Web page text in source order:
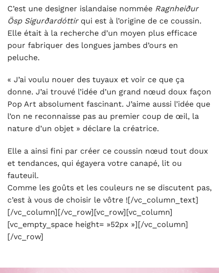
C’est une designer islandaise nommée Ragnheiður
Ösp Sigurðardóttirqui est à l’origine de ce coussin.
Elle était à la recherche d’un moyen plus efficace
pour fabriquer des longues jambes d’ours en
peluche.
« J’ai voulu nouer des tuyaux et voir ce que ça
donne. J’ai trouvé l’idée d’un grand nœud doux façon
Pop Art absolument fascinant. J’aime aussi l’idée que
l’on ne reconnaisse pas au premier coup de œil, la
nature d’un objet » déclare la créatrice.
Elle a ainsi fini par créer ce coussin nœud tout doux
et tendances, qui égayera votre canapé, lit ou
fauteuil.
Comme les goûts et les couleurs ne se discutent pas,
c’est à vous de choisir le vôtre ![/vc_column_text]
[/vc_column][/vc_row][vc_row][vc_column]
[vc_empty_space height= »52px »][/vc_column]
[/vc_row]